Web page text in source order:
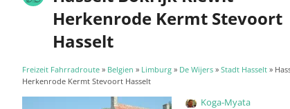
Herkenrode Kermt Stevoort
Hasselt
Freizeit Fahrradroute » Belgien » Limburg » De Wijers » Stadt Hasselt »
Herkenrode Kermt Stevoort Hasselt
Koga-Myata